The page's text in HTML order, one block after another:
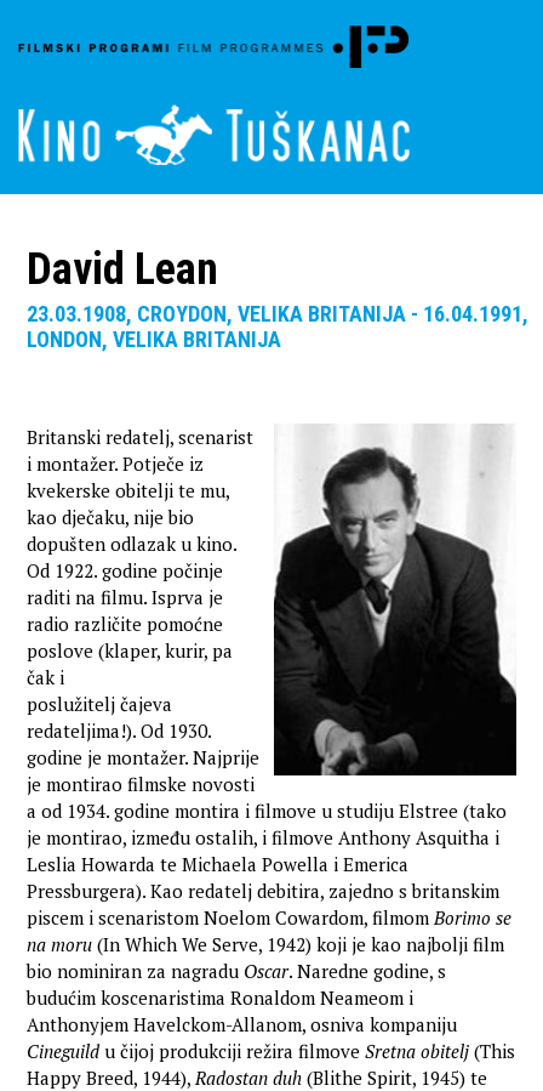
David Lean
23.03.1908, CROYDON, VELIKA BRITANIJA - 16.04.1991,
LONDON, VELIKA BRITANIJA
Britanski redatelj, scenarist
i montažer. Potječe iz
kvekerske obitelji te mu,
kao dječaku, nije bio
dopušten odlazak u kino.
Od 1922. godine počinje
raditi na filmu. Isprva je
radio različite pomoćne
poslove (klaper, kurir, pa
čak i
poslužitelj čajeva
redateljima!). Od 1930.
godine je montažer. Najprije
je montirao filmske novosti
a od 1934. godine montira i filmove u studiju Elstree (tako
je montirao, između ostalih, i filmove Anthony Asquitha i
Leslia Howarda te Michaela Powella i Emerica
Pressburgera). Kao redatelj debitira, zajedno s britanskim
piscem i scenaristom Noelom Cowardom, filmomBorimo se
na moru (In Which We Serve, 1942) koji je kao najbolji film
bio nominiran za nagradu Oscar. Naredne godine, s
budućim koscenaristima Ronaldom Neameom i
Anthonyjem Havelckom-Allanom, osniva kompaniju
Cineguildu čijoj produkciji režira filmoveSretna obitelj(This
Happy Breed, 1944),Radostan duh (Blithe Spirit, 1945) te